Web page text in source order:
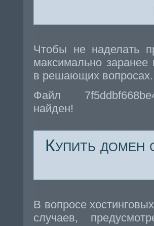
Чтобы не наделать
максимально заранее
в решающих вопросах.
Файл
найден!
Купить домен
В вопросе
случаев,